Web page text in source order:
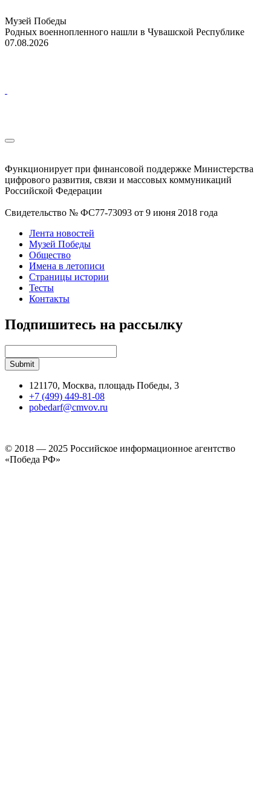
Музей Победы
Родных военнопленного нашли в Чувашской Республике
07.08.2026
Функционирует при финансовой поддержке Министерства
цифрового развития, связи и массовых коммуникаций
Российской Федерации
Свидетельство № ФС77-73093 от 9 июня 2018 года
Лента новостей
Музей Победы
Общество
Имена в летописи
Страницы истории
Тесты
Контакты
Подпишитесь на рассылку
121170, Москва, площадь Победы, 3
+7 (499) 449-81-08
pobedarf@cmvov.ru
© 2018 — 2025 Российское информационное агентство
«Победа РФ»